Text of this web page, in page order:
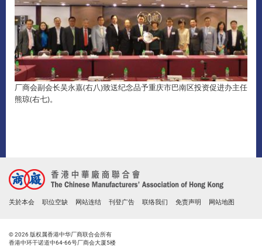
厂商会副会长吴永嘉(右八)致送纪念品予重庆市巴南区投资促进办主任
熊琼(右七)。
关於本会 职位空缺 网站连结 刊登广告 联络我们 免责声明 网站地图
© 2026 版权属香港中华厂商联合会所有
香港中环干诺道中64-66号厂商会大厦5楼